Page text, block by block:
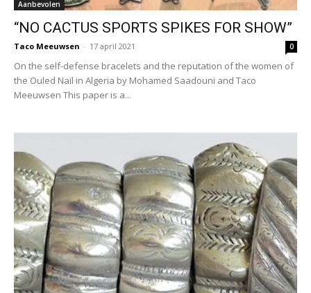
Aanbevolen
“NO CACTUS SPORTS SPIKES FOR SHOW”
Taco Meeuwsen - 17 april 2021 0
On the self-defense bracelets and the reputation of the women of
the Ouled Naïl in Algeria by Mohamed Saadouni and Taco
Meeuwsen This paper is a...